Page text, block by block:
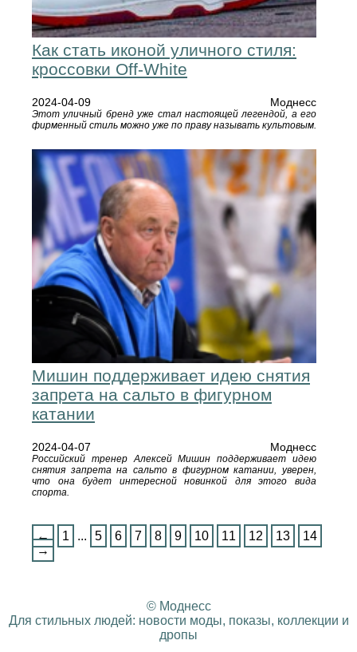
Как стать иконой уличного стиля:
кроссовки Off-White
2024-04-09 Моднесс
Этот уличный бренд уже стал настоящей легендой, а его
фирменный стиль можно уже по праву называть культовым.
Мишин поддерживает идею снятия
запрета на сальто в фигурном
катании
2024-04-07 Моднесс
Российский тренер Алексей Мишин поддерживает идею
снятия запрета на сальто в фигурном катании, уверен,
что она будет интересной новинкой для этого вида
спорта.
← 1 ... 5 6 7 8 9 10 11 12 13
14
→
© Моднесс
Для стильных людей: новости моды, показы, коллекции и
дропы